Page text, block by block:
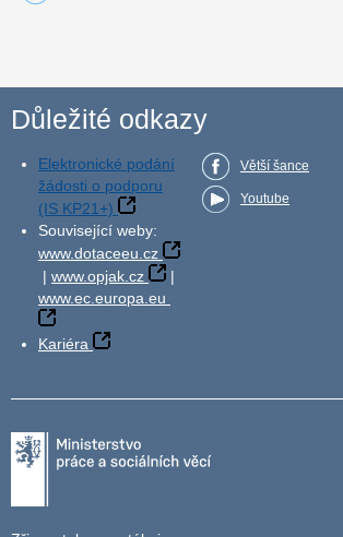
Důležité odkazy
Elektronické podání
žádosti o podporu
(IS KP21+)
Související weby:
www.dotaceeu.cz
| www.opjak.cz
|
www.ec.europa.eu
Kariéra
Větší šance
Youtube